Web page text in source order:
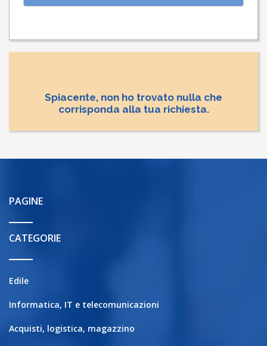
Spiacente, non ho trovato nulla che
corrisponda alla tua richiesta.
PAGINE
CATEGORIE
Edile
Informatica, IT e telecomunicazioni
Acquisti, logistica, magazzino